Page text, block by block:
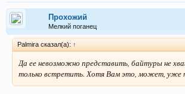
Прохожий
Мелкий поганец
Palmira сказал(а): ↑
Да ее невозможно представить, байтуры не
только встретить. Хотя Вам это, может, уже